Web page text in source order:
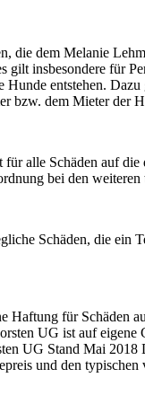
die dem Melanie
gilt insbesondere für
entstehen. Dazu
bzw. dem Mieter der
alle Schäden auf die
bei den weiteren
Schäden, die ein
für Schäden
UG ist auf eigene
UG Stand Mai 2018
und den typischen